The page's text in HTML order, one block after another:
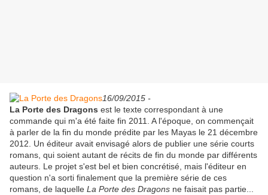
16/09/2015 -
La Porte des Dragons est le texte correspondant à une
commande qui m'a été faite fin 2011. A l'époque, on commençait
à parler de la fin du monde prédite par les Mayas le 21 décembre
2012. Un éditeur avait envisagé alors de publier une série courts
romans, qui soient autant de récits de fin du monde par différents
auteurs. Le projet s'est bel et bien concrétisé, mais l'éditeur en
question n'a sorti finalement que la première série de ces
romans, de laquelle La Porte des Dragons ne faisait pas partie...